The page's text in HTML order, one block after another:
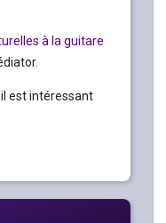
à la guitare
est intéressant